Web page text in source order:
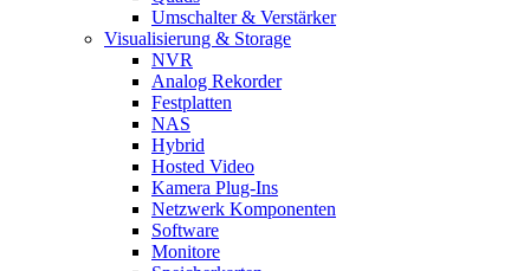
Umschalter & Verstärker
Visualisierung & Storage
NVR
Analog Rekorder
Festplatten
NAS
Hybrid
Hosted Video
Kamera Plug-Ins
Netzwerk Komponenten
Software
Monitore